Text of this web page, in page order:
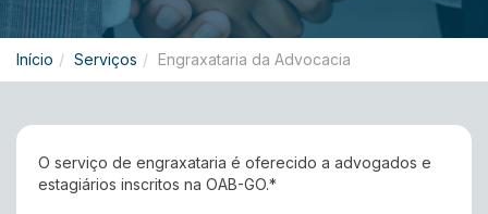
Início Serviços Engraxataria da Advocacia
O serviço de engraxataria é oferecido a advogados e
estagiários inscritos na OAB-GO.*